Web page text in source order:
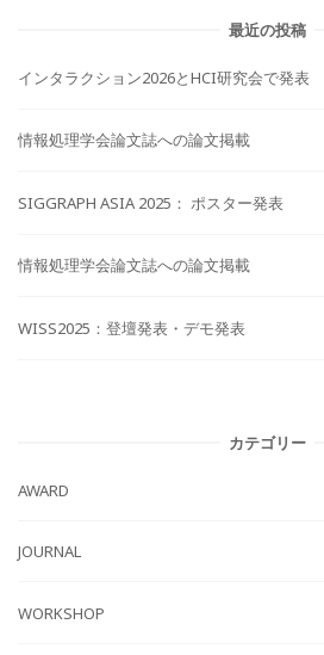
最近の投稿
インタラクション2026とHCI研究会で発表
情報処理学会論文誌への論文掲載
SIGGRAPH ASIA 2025： ポスター発表
情報処理学会論文誌への論文掲載
WISS2025：登壇発表・デモ発表
カテゴリー
AWARD
JOURNAL
WORKSHOP